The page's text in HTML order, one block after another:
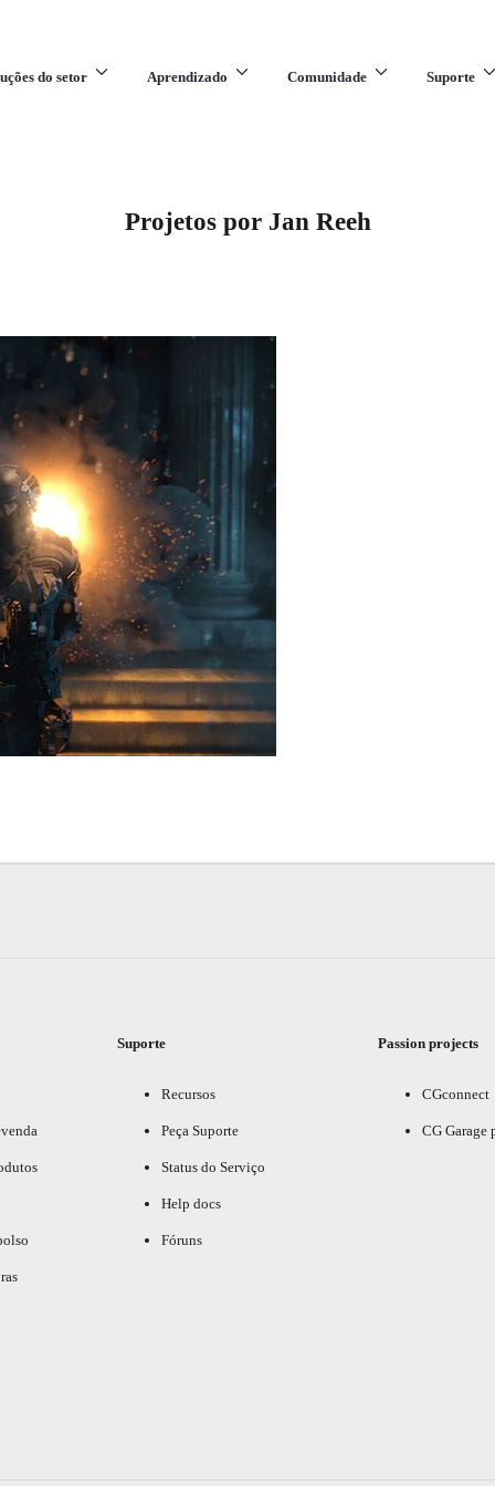
do setor Aprendizado Comunidade Suporte
Projetos por Jan Reeh
Suporte
Recursos
Peça Suporte
Status do Serviço
Help docs
Fóruns
Passion projects
CGconnect
CG Garage